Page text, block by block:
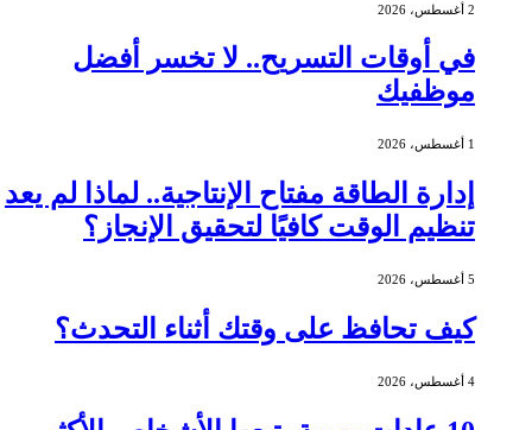
2 أغسطس، 2026
في أوقات التسريح.. لا تخسر أفضل
موظفيك
1 أغسطس، 2026
إدارة الطاقة مفتاح الإنتاجية.. لماذا لم يعد
تنظيم الوقت كافيًا لتحقيق الإنجاز؟
5 أغسطس، 2026
كيف تحافظ على وقتك أثناء التحدث؟
4 أغسطس، 2026